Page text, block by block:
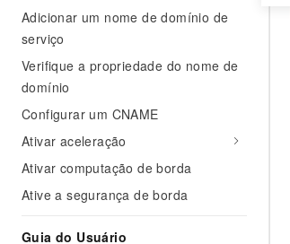
Adicionar um nome de domínio de
serviço
Verifique a propriedade do nome de
domínio
Configurar um CNAME
Ativar aceleração
Ativar computação de borda
Ative a segurança de borda
Guia do Usuário